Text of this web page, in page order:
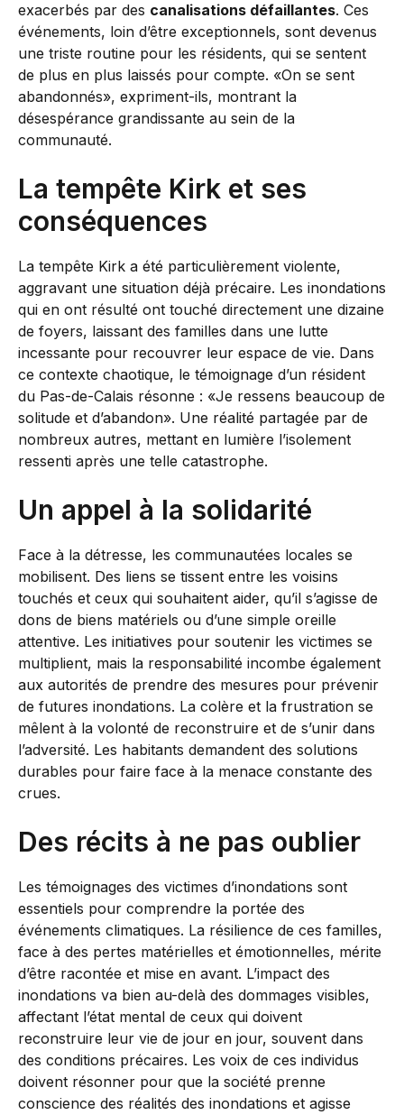
exacerbés par des canalisations défaillantes. Ces
événements, loin d’être exceptionnels, sont devenus
une triste routine pour les résidents, qui se sentent
de plus en plus laissés pour compte. «On se sent
abandonnés», expriment-ils, montrant la
désespérance grandissante au sein de la
communauté.
La tempête Kirk et ses
conséquences
La tempête Kirk a été particulièrement violente,
aggravant une situation déjà précaire. Les inondations
qui en ont résulté ont touché directement une dizaine
de foyers, laissant des familles dans une lutte
incessante pour recouvrer leur espace de vie. Dans
ce contexte chaotique, le témoignage d’un résident
du Pas-de-Calais résonne : «Je ressens beaucoup de
solitude et d’abandon». Une réalité partagée par de
nombreux autres, mettant en lumière l’isolement
ressenti après une telle catastrophe.
Un appel à la solidarité
Face à la détresse, les communautées locales se
mobilisent. Des liens se tissent entre les voisins
touchés et ceux qui souhaitent aider, qu’il s’agisse de
dons de biens matériels ou d’une simple oreille
attentive. Les initiatives pour soutenir les victimes se
multiplient, mais la responsabilité incombe également
aux autorités de prendre des mesures pour prévenir
de futures inondations. La colère et la frustration se
mêlent à la volonté de reconstruire et de s’unir dans
l’adversité. Les habitants demandent des solutions
durables pour faire face à la menace constante des
crues.
Des récits à ne pas oublier
Les témoignages des victimes d’inondations sont
essentiels pour comprendre la portée des
événements climatiques. La résilience de ces familles,
face à des pertes matérielles et émotionnelles, mérite
d’être racontée et mise en avant. L’impact des
inondations va bien au-delà des dommages visibles,
affectant l’état mental de ceux qui doivent
reconstruire leur vie de jour en jour, souvent dans
des conditions précaires. Les voix de ces individus
doivent résonner pour que la société prenne
conscience des réalités des inondations et agisse